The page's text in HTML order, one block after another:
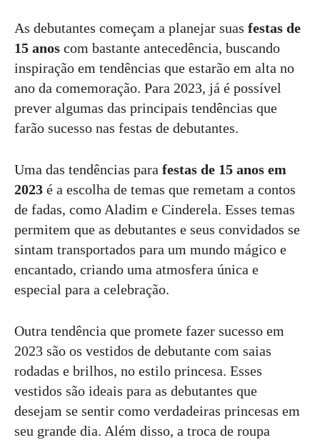
As debutantes começam a planejar suas festas de
15 anos com bastante antecedência, buscando
inspiração em tendências que estarão em alta no
ano da comemoração. Para 2023, já é possível
prever algumas das principais tendências que
farão sucesso nas festas de debutantes.
Uma das tendências para festas de 15 anos em
2023 é a escolha de temas que remetam a contos
de fadas, como Aladim e Cinderela. Esses temas
permitem que as debutantes e seus convidados se
sintam transportados para um mundo mágico e
encantado, criando uma atmosfera única e
especial para a celebração.
Outra tendência que promete fazer sucesso em
2023 são os vestidos de debutante com saias
rodadas e brilhos, no estilo princesa. Esses
vestidos são ideais para as debutantes que
desejam se sentir como verdadeiras princesas em
seu grande dia. Além disso, a troca de roupa